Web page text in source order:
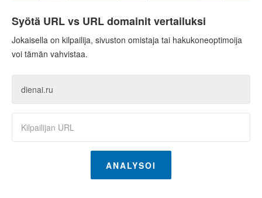
Syötä URL vs URL domainit vertailuksi
Jokaisella on kilpailija, sivuston omistaja tai hakukoneoptimoija
voi tämän vahvistaa.
ANALYSOI